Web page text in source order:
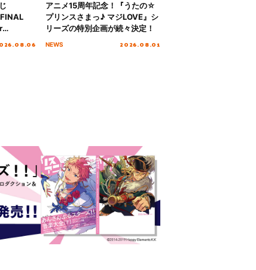
アニメ15周年記念！『うたの☆
プリンスさまっ♪ マジLOVE』シ
リーズの特別企画が続々決定！
NEWS 2026.08.01